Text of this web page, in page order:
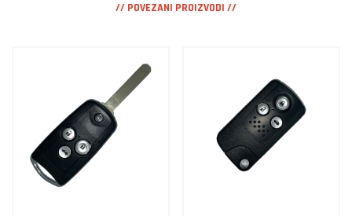
// POVEZANI PROIZVODI //